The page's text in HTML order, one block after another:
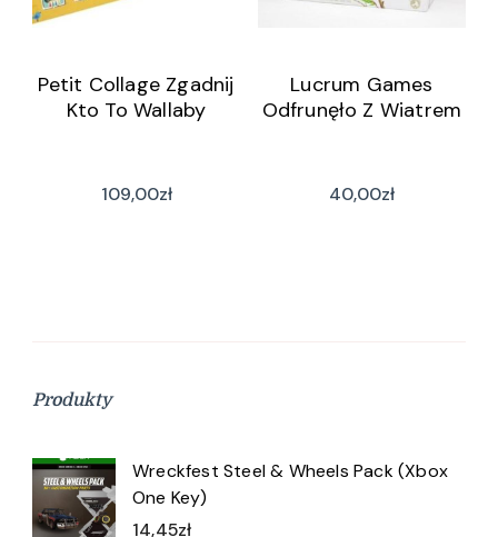
Petit Collage Zgadnij
Kto To Wallaby
109,00zł
Lucrum Games
Odfrunęło Z Wiatrem
40,00zł
Produkty
Wreckfest Steel & Wheels Pack (Xbox
One Key)
14,45zł